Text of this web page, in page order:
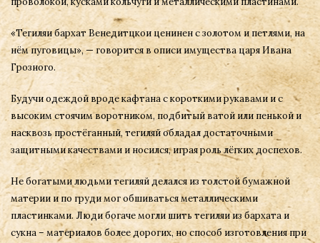
«Тегиляи бархат Венедитцкои ценинен с золотом и петлями, на
нём пуговицы», — говорится в описи имущества царя Ивана
Грозного.
Будучи одеждой вроде кафтана с короткими рукавами и с
высоким стоячим воротником, подбитый ватой или пенькой и
насквозь простёганный, тегиляй обладал достаточными
защитными качествами и носился, играя роль лёгких доспехов.
Не богатыми людьми тегиляй делался из толстой бумажной
материи и по груди мог обшиваться металлическими
пластинками. Люди богаче могли шить тегиляи из бархата и
сукна – материалов более дорогих, но способ изготовления при